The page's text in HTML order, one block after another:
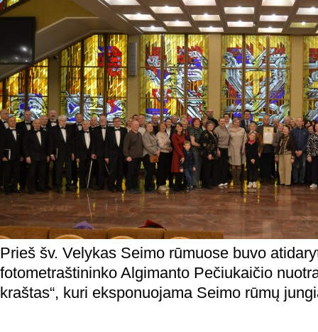
Prieš šv. Velykas Seimo rūmuose buvo
fotometraštininko Algimanto Pečiukaičio
kraštas“, kuri eksponuojama Seimo rūmų